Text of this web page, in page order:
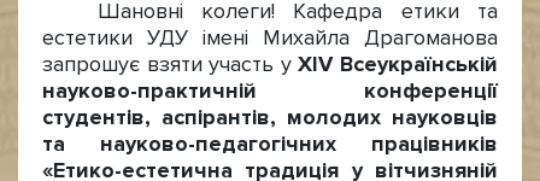
Шановні колеги! Кафедра етики та
естетики УДУ імені Михайла Драгоманова
запрошує взяти участь уXIV Всеукраїнській
науково-практичній конференції
студентів, аспірантів, молодих науковців
та науково-педагогічних працівників
«Етико-естетична традиція у вітчизняній